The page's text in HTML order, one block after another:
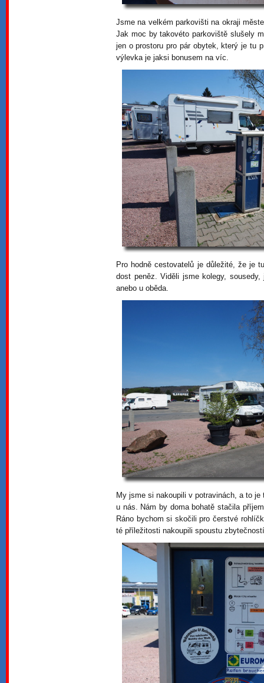
Jsme na velkém parkovišti na okraji
Jak moc by takovéto parkoviště slušely
jen o prostoru pro pár obytek, který je tu
výlevka je jaksi bonusem na víc.
Pro hodně cestovatelů je důležité, že je
dost peněz. Viděli jsme kolegy,
anebo u oběda.
My jsme si nakoupili v potravinách, a to
u nás. Nám by doma bohatě stačila
Ráno bychom si skočili pro čerstvé
té příležitosti nakoupili spoustu